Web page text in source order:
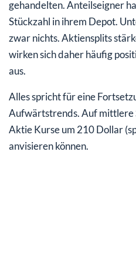
gehandelten. Anteilseigner
Stückzahl in ihrem Depot.
zwar nichts. Aktiensplits
wirken sich daher häufig
aus.
Alles spricht für eine
Aufwärtstrends. Auf mittlere
Aktie Kurse um 210 Dollar
anvisieren können.